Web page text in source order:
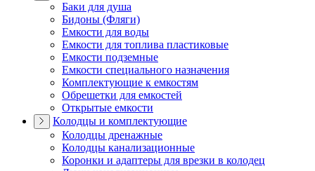
Баки для душа
Бидоны (Фляги)
Емкости для воды
Емкости для топлива пластиковые
Емкости подземные
Емкости специального назначения
Комплектующие к емкостям
Обрешетки для емкостей
Открытые емкости
Колодцы и комплектующие
Колодцы дренажные
Колодцы канализационные
Коронки и адаптеры для врезки в колодец